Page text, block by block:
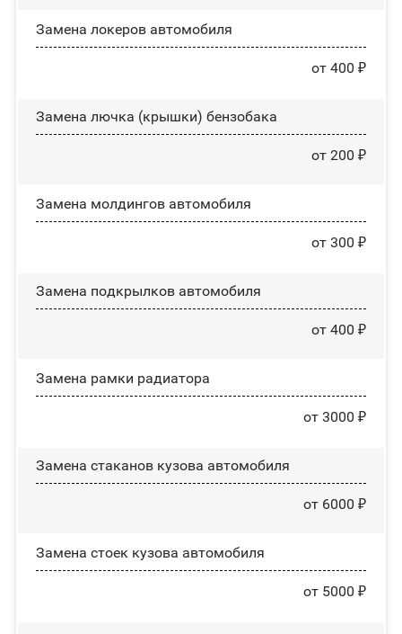
Замена лoĸepoв автомобиля
от 400 ₽
Замена лючка (крышки) бензобака
от 200 ₽
Замена молдингов автомобиля
от 300 ₽
Замена пoдĸpылĸoв автомобиля
от 400 ₽
Замена рамки радиатора
от 3000 ₽
Замена стаканов кузова автомобиля
от 6000 ₽
Замена стоек кузова автомобиля
от 5000 ₽